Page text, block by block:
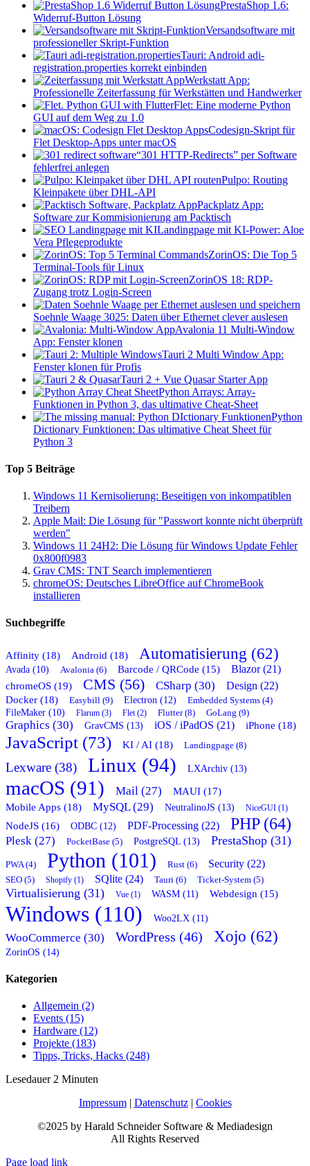
PrestaShop 1.6:
Widerruf-Button Lösung
Versandsoftware mit
professioneller Skript-Funktion
Tauri: Android adi-
registration.properties korrekt einbinden
Werkstatt App:
Professionelle Zeiterfassung für Werkstätten und Handwerker
Flet: Eine moderne Python
GUI auf dem Weg zu 1.0
Codesign-Skript für
Flet Desktop-Apps unter macOS
“301 HTTP-Redirects” per Software
fehlerfrei anlegen
Pulpo: Routing
Kleinpakete über DHL-API
Packplatz App:
Software zur Kommisionierung am Packtisch
Landingpage mit KI-Power: Aloe
Vera Pflegeprodukte
ZorinOS: Die Top 5
Terminal-Tools für Linux
ZorinOS 18: RDP-
Zugang trotz Login-Screen
Soehnle Waage 3025: Daten über Ethernet clever auslesen
Avalonia 11 Multi-Window
App: Fenster klonen
Tauri 2 Multi Window App:
Fenster klonen für Profis
Tauri 2 + Vue Quasar Starter App
Python Arrays: Array-
Funktionen in Python 3, das ultimative Cheat-Sheet
Python
Dictionary Funktionen: Das ultimative Cheat Sheet für
Python 3
Top 5 Beiträge
Windows 11 Kernisolierung: Beseitigen von inkompatiblen
Treibern
Apple Mail: Die Lösung für "Passwort konnte nicht überprüft
werden"
Windows 11 24H2: Die Lösung für Windows Update Fehler
0x800f0983
Grav CMS: TNT Search implementieren
chromeOS: Deutsches LibreOffice auf ChromeBook
installieren
Suchbegriffe
Affinity (18) Android (18) Automatisierung (62)
Avada (10) Avalonia (6) Barcode / QRCode (15)
Blazor (21)
chromeOS (19)
CMS (56) CSharp (30) Design (22)
Docker (18) Easybill (9) Electron (12) Embedded Systems (4)
FileMaker (10) Flarum (3) Flet (2) Flutter (8) GoLang (9)
Graphics (30) GravCMS (13) iOS / iPadOS (21) iPhone (18)
JavaScript (73) KI / AI (18) Landingpage (8)
Lexware (38) Linux (94) LXArchiv (13)
macOS (91) Mail (27)
MAUI (17)
Mobile Apps (18)
MySQL (29) NeutralinoJS (13) NiceGUI (1)
NodeJS (16) ODBC (12) PDF-Processing (22) PHP (64)
Plesk (27) PocketBase (5) PostgreSQL (13) PrestaShop (31)
PWA (4) Python (101) Rust (6) Security (22)
SEO (5) Shopify (1) SQlite (24) Tauri (6) Ticket-System (5)
Virtualisierung (31) Vue (1) WASM (11) Webdesign (15)
Windows (110) Woo2LX (11)
WooCommerce (30) WordPress (46) Xojo (62)
ZorinOS (14)
Kategorien
Allgemein (2)
Events (15)
Hardware (12)
Projekte (183)
Tipps, Tricks, Hacks (248)
Lesedauer 2 Minuten
Impressum| Datenschutz| Cookies
©2025 by Harald Schneider Software & Mediadesign
All Rights Reserved
Page load link